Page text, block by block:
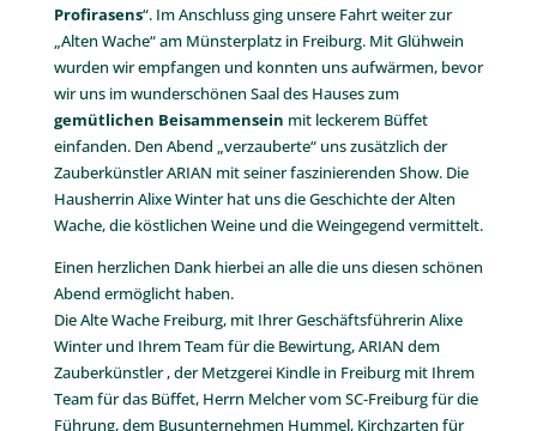
Profirasens“. Im Anschluss ging unsere Fahrt weiter zur
„Alten Wache“ am Münsterplatz in Freiburg. Mit Glühwein
wurden wir empfangen und konnten uns aufwärmen, bevor
wir uns im wunderschönen Saal des Hauses zum
gemütlichen Beisammensein mit leckerem Büffet
einfanden. Den Abend „verzauberte“ uns zusätzlich der
Zauberkünstler ARIAN mit seiner faszinierenden Show. Die
Hausherrin Alixe Winter hat uns die Geschichte der Alten
Wache, die köstlichen Weine und die Weingegend vermittelt.
Einen herzlichen Dank hierbei an alle die uns diesen schönen
Abend ermöglicht haben.
Die Alte Wache Freiburg, mit Ihrer Geschäftsführerin Alixe
Winter und Ihrem Team für die Bewirtung, ARIAN dem
Zauberkünstler , der Metzgerei Kindle in Freiburg mit Ihrem
Team für das Büffet, Herrn Melcher vom SC-Freiburg für die
Führung, dem Busunternehmen Hummel, Kirchzarten für